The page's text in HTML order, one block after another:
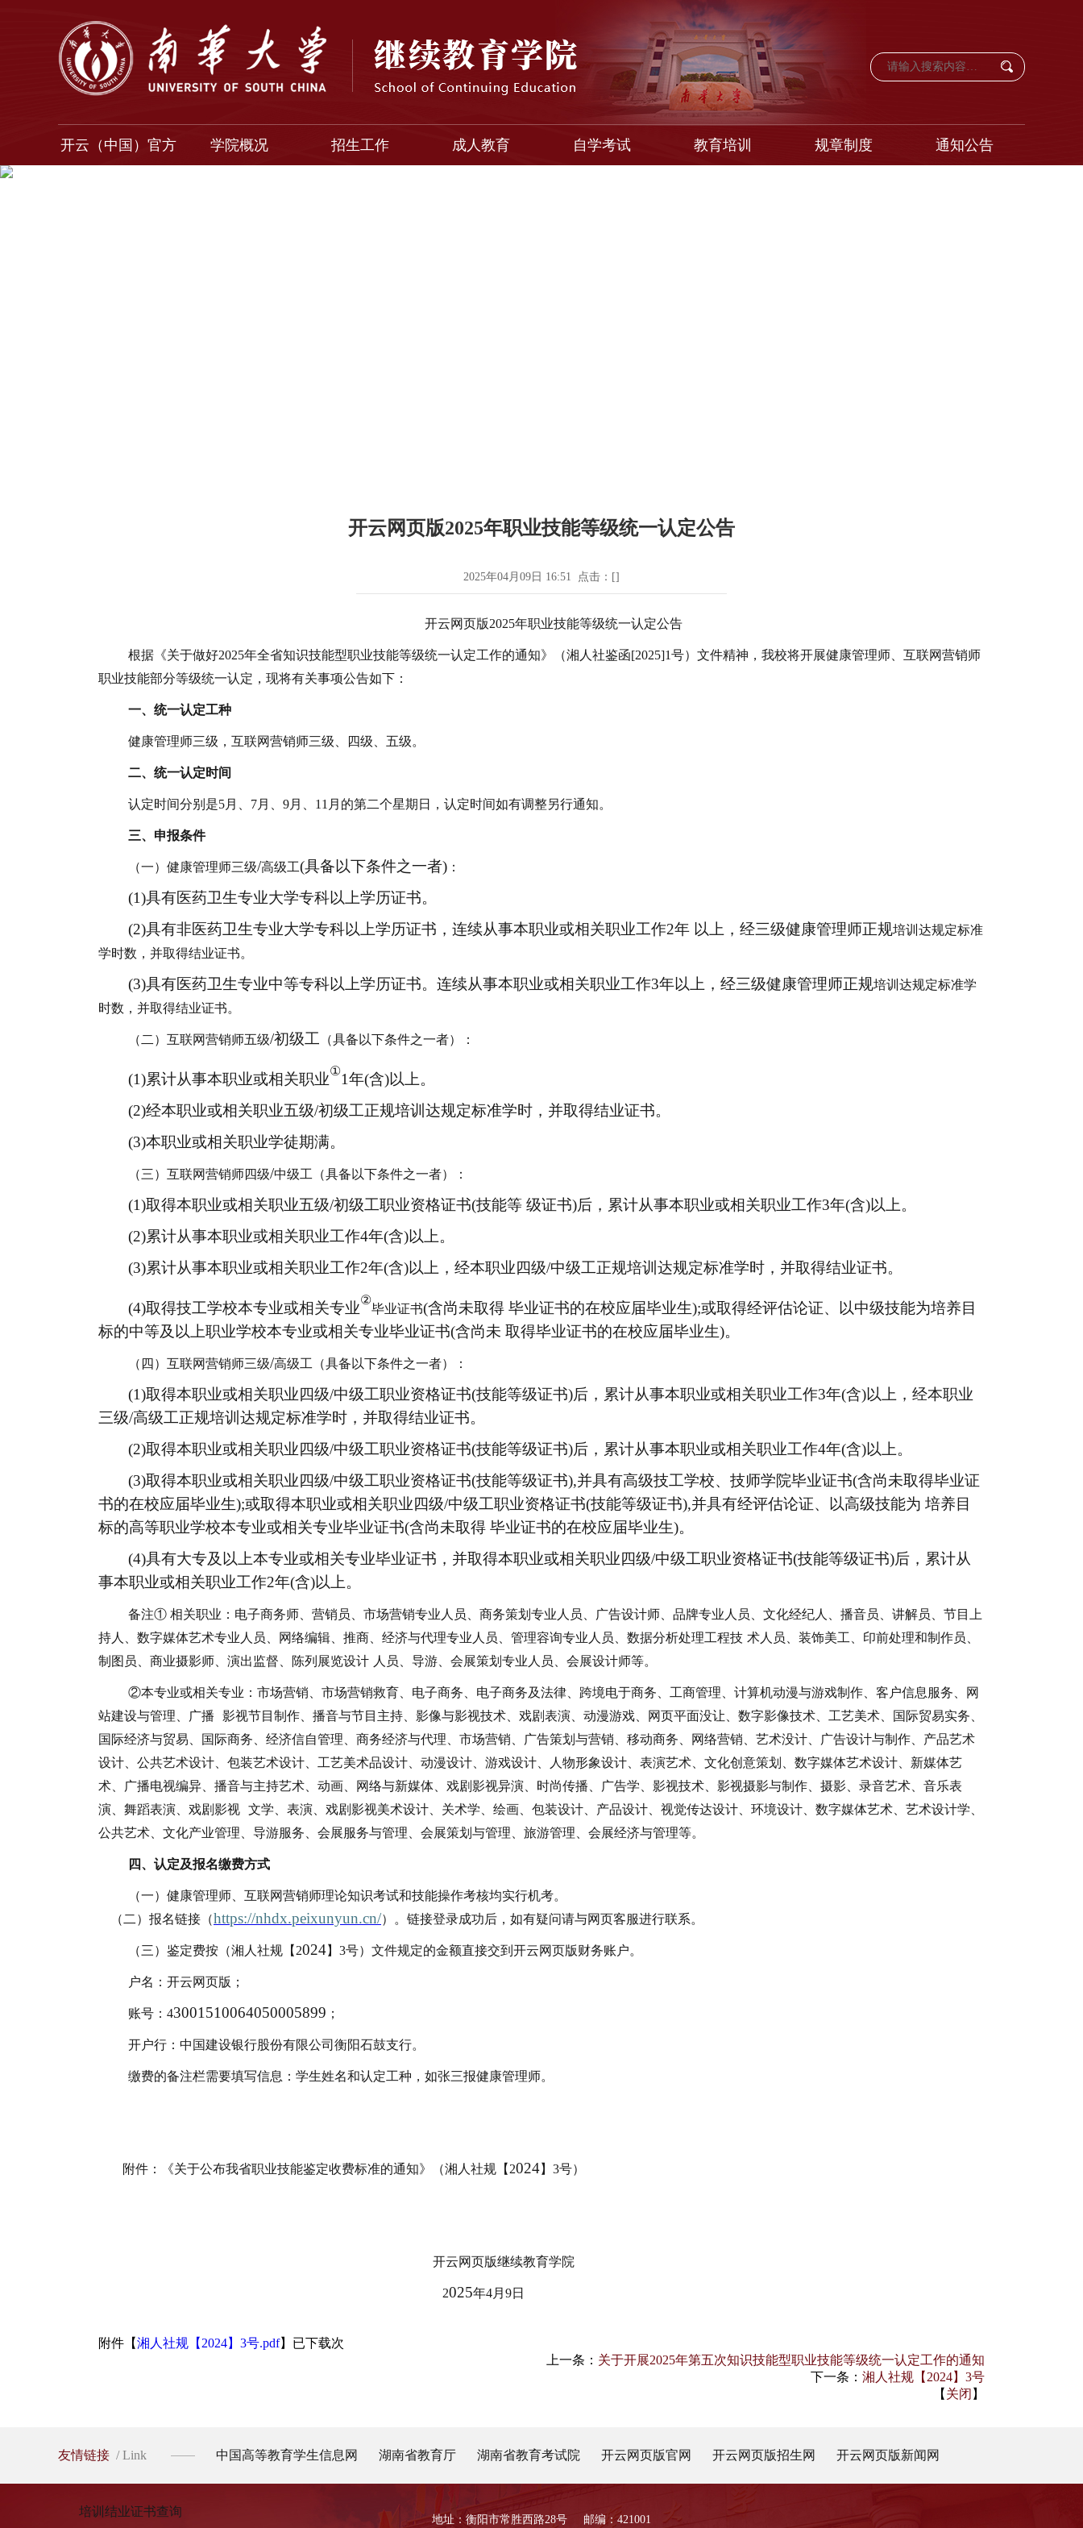
开云（中国）官方 学院概况 招生工作 成人教育 自学考试 教育培训 规章制度 通知公告
开云网页版2025年职业技能等级统一认定公告
2025年04月09日 16:51 点击：[]
开云网页版2025年职业技能等级统一认定公告
根据《关于做好2025年全省知识技能型职业技能等级统一认定工作的通知》（湘人社鉴函[2025]1号）文件精神，我校将开展健康管理师、互联网营销师
职业技能部分等级统一认定，现将有关事项公告如下：
一、统一认定工种
健康管理师三级，互联网营销师三级、四级、五级。
二、统一认定时间
认定时间分别是5月、7月、9月、11月的第二个星期日，认定时间如有调整另行通知。
三、申报条件
（一） 健康管理师三级/高级工(具备以下条件之一者) ：
(1)具有医药卫生专业大学专科以上学历证书。
(2)具有非医药卫生专业大学专科以上学历证书，连续从事本职业或相关职业工作2年 以上，经三级健康管理师正规培训 达规定标准
学时数，并取得结业证书。
(3)具有医药卫生专业中等专科以上学历证书。连续从事本职业或相关职业工作3年以上，经三级健康管理师正规培训 达规定标准学
时数，并取得结业证书。
（二） 互联网营销师五级/初级工 （具备以下条件之一者） ：
(1)累计从事本职业或相关职业①1年(含)以上。
(2)经本职业或相关职业五级/初级工正规培训达规定标准学时，并取得结业证书。
(3)本职业或相关职业学徒期满。
（三）互联网营销师四级/中级工 （具备以下条件之一者） ：
(1)取得本职业或相关职业五级/初级工职业资格证书(技能等 级证书)后，累计从事本职业或相关职业工作3年(含)以上。
(2)累计从事本职业或相关职业工作4年(含)以上。
(3)累计从事本职业或相关职业工作2年(含)以上，经本职业四级/中级工正规培训达规定标准学时，并取得结业证书。
(4)取得技工学校本专业或相关专业②
毕业证书(含尚未取得 毕业证书的在校应届毕业生);或取得经评估论证、以中级技能为培养目
标的中等及以上职业学校本专业或相关专业毕业证书(含尚未 取得毕业证书的在校应届毕业生)。
（四）互联网营销师三级/高级工 （具备以下条件之一者）：
(1)取得本职业或相关职业四级/中级工职业资格证书(技能等级证书)后，累计从事本职业或相关职业工作3年(含)以上，经本职业
三级/高级工正规培训达规定标准学时，并取得结业证书。
(2)取得本职业或相关职业四级/中级工职业资格证书(技能等级证书)后，累计从事本职业或相关职业工作4年(含)以上。
(3)取得本职业或相关职业四级/中级工职业资格证书(技能等级证书),并具有高级技工学校、技师学院毕业证书(含尚未取得毕业证
书的在校应届毕业生);或取得本职业或相关职业四级/中级工职业资格证书(技能等级证书),并具有经评估论证、以高级技能为 培养目
标的高等职业学校本专业或相关专业毕业证书(含尚未取得 毕业证书的在校应届毕业生)。
(4)具有大专及以上本专业或相关专业毕业证书，并取得本职业或相关职业四级/中级工职业资格证书(技能等级证书)后，累计从
事本职业或相关职业工作2年(含)以上。
备注① 相关职业：电子商务师、营销员、市场营销专业人员、商务策划专业人员、广告设计师、品牌专业人员、文化经纪人、播音员、讲解员、节目上
持人、数字媒体艺术专业人员、网络编辑、推商、经济与代理专业人员、管理容询专业人员、数据分析处理工程技 术人员、装饰美工、印前处理和制作员、
制图员、商业摄影师、演出监督、陈列展览设计 人员、导游、会展策划专业人员、会展设计师等。
②本专业或相关专业：市场营销、市场营销救育、电子商务、电子商务及法律、跨境电于商务、工商管理、计算机动漫与游戏制作、客户信息服务、网
站建设与管理、广播
影视节目制作、播音与节目主持、影像与影视技术、戏剧表演、动漫游戏、网页平面没让、数字影像技术、工艺美术、国际贸易实务、
国际经济与贸易、国际商务、经济信自管理、商务经济与代理、市场营销、广告策划与营销、移动商务、网络营销、艺术没计、广告设计与制作、产品艺术
设计、公共艺术设计、包装艺术设计、工艺美术品设计、动漫设计、游戏设计、人物形象设计、表演艺术、文化创意策划、数字媒体艺术设计、新媒体艺
术、广播电视编异、播音与主持艺术、动画、网络与新媒体、戏剧影视异演、时尚传播、广告学、影视技术、影视摄影与制作、摄影、录音艺术、音乐表
演、舞蹈表演、戏剧影视 文学、表演、戏剧影视美术设计、关术学、绘画、包装设计、产品设计、视觉传达设计、环境设计、数字媒体艺术、艺术设计学、
公共艺术、文化产业管理、导游服务、会展服务与管理、会展策划与管理、旅游管理、会展经济与管理等。
四、认定及报名缴费方式
（一）健康管理师、互联网营销师理论知识考试和技能操作考核均实行机考。
（二）报名链接（https://nhdx.peixunyun.cn/）。链接登录成功后，如有疑问请与网页客服进行联系。
（三）鉴定费按（湘人社规【 2024】 3号）文件规定的金额直接交到开云网页版财务账户。
户名：开云网页版；
账号： 43001510064050005899 ；
开户行：中国建设银行股份有限公司衡阳石鼓支行。
缴费的备注栏需要填写信息：学生姓名和认定工种，如张三报健康管理师。
附件：《关于公布我省职业技能鉴定收费标准的通知》（湘人社规【 2024】 3号）
开云网页版继续教育学院
2025年4月 9日
附件【湘人社规【2024】3号.pdf】已下载次
上一条： 关于开展2025年第五次知识技能型职业技能等级统一认定工作的通知
下一条： 湘人社规【2024】3号
【 关闭 】
友情链接 / Link 中国高等教育学生信息网 湖南省教育厅 湖南省教育考试院 开云网页版官网 开云网页版招生网 开云网页版新闻网
培训结业证书查询
地址：衡阳市常胜西路28号 邮编：421001